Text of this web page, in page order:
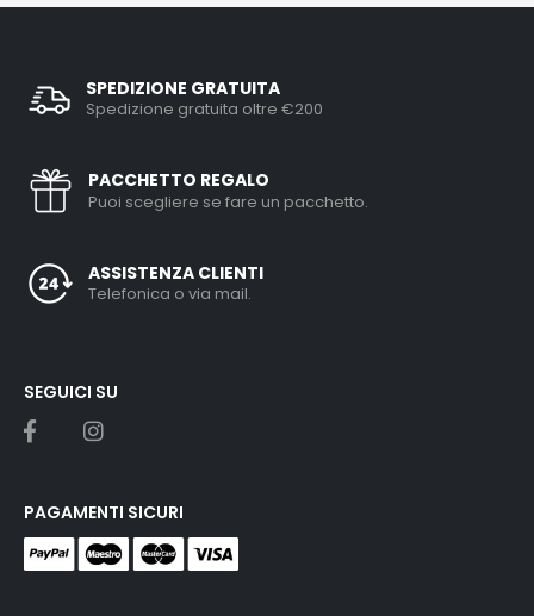
SPEDIZIONE GRATUITA
Spedizione gratuita oltre €200
PACCHETTO REGALO
Puoi scegliere se fare un pacchetto.
ASSISTENZA CLIENTI
Telefonica o via mail.
SEGUICI SU
PAGAMENTI SICURI